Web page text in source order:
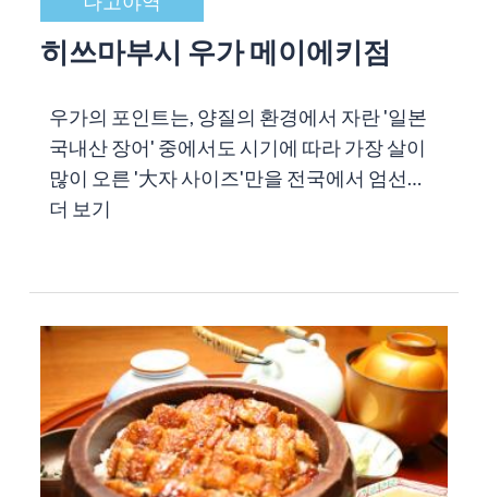
히쓰마부시 우가 메이에키점
우가의 포인트는, 양질의 환경에서 자란 '일본
국내산 장어' 중에서도 시기에 따라 가장 살이
많이 오른 '大자 사이즈'만을 전국에서 엄선…
더 보기